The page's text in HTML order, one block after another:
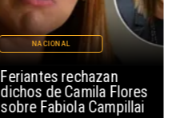
Feriantes rechazan
dichos de Camila Flores
sobre Fabiola Campillai
NACIONAL